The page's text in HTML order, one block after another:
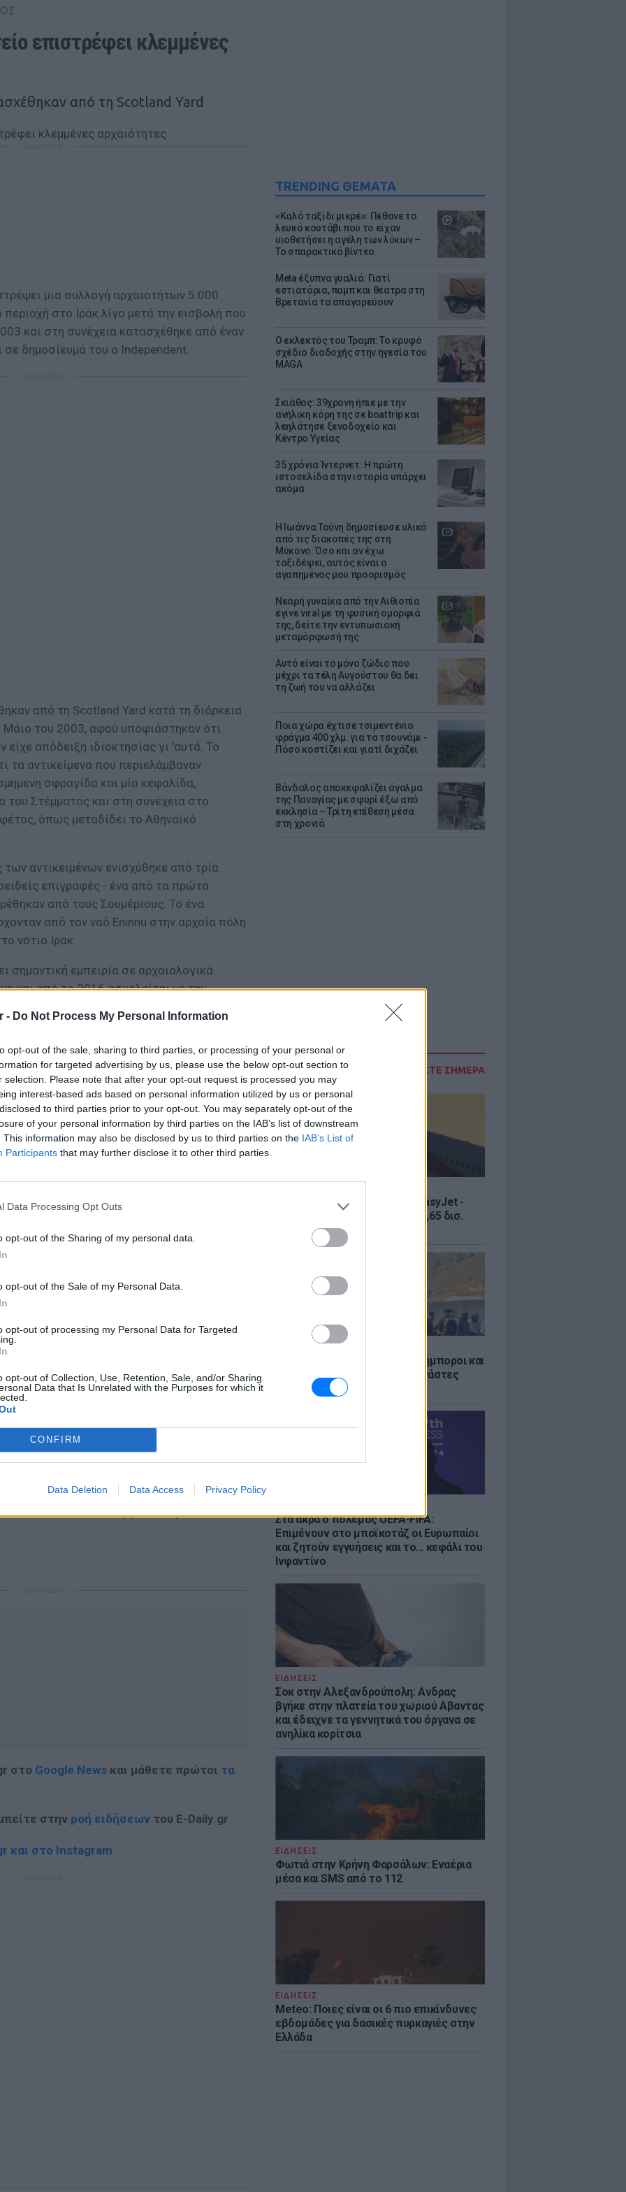
- Do Not Process My Personal Information
opt-out of the sale, sharing to third parties, or processing of your personal or
for targeted advertising by us, please use the below opt-out section to
selection. Please note that after your opt-out request is processed you may
interest-based ads based on personal information utilized by us or personal
to third parties prior to your opt-out. You may separately opt-out of the
of your personal information by third parties on the IAB’s list of downstream
This information may also be disclosed by us to third parties on the IAB’s List of
Participants that may further disclose it to other third parties.
Data Processing Opt Outs
opt-out of the Sharing of my personal data.
opt-out of the Sale of my Personal Data.
opt-out of processing my Personal Data for Targeted
opt-out of Collection, Use, Retention, Sale, and/or Sharing
Data that Is Unrelated with the Purposes for which it
CONFIRM
Data Deletion Data Access Privacy Policy
TRENDING ΘΕΜΑΤΑ
«Καλό ταξίδι μικρέ»: Πέθανε το
λευκό κουτάβι που το είχαν
υιοθετήσει η αγέλη των λύκων –
Το σπαρακτικό βίντεο
Meta έξυπνα γυαλιά: Γιατί
εστιατόρια, παμπ και θέατρα στη
Βρετανία τα απαγορεύουν
Ο εκλεκτός του Τραμπ: Το κρυφό
σχέδιο διαδοχής στην ηγεσία του
MAGA
Σκιάθος: 39χρονη ήπιε με την
ανήλικη κόρη της σε boat trip και
λεηλάτησε ξενοδοχείο και
Κέντρο Υγείας
35 χρόνια Ίντερνετ: Η πρώτη
ιστοσελίδα στην ιστορία υπάρχει
ακόμα
Η Ιωάννα Τούνη δημοσίευσε υλικό
από τις διακοπές της στη
Μύκονο: Όσο και αν έχω
ταξιδέψει, αυτός είναι ο
αγαπημένος μου προορισμός
Νεαρή γυναίκα από την Αιθιοπία
έγινε viral με τη φυσική ομορφιά
της, δείτε την εντυπωσιακή
μεταμόρφωσή της
Αυτό είναι το μόνο ζώδιο που
μέχρι τα τέλη Αυγούστου θα δει
τη ζωή του να αλλάζει
Ποια χώρα έχτισε τσιμεντένιο
φράγμα 400 χλμ. για τα τσουνάμι -
Πόσο κοστίζει και γιατί διχάζει
Βάνδαλος αποκεφαλίζει άγαλμα
της Παναγίας με σφυρί έξω από
εκκλησία – Τρίτη επίθεση μέσα
στη χρονιά
ΔΙΑΒΑΣΤΕ ΣΗΜΕΡΑ
Συμφωνία εξαγοράς για την EasyJet -
Στην αμερικανική Appolo για 6,65 δισ.
ΕΙΔΗΣΕΙΣ
Θέουτα: «Οι κάτοικοι είναι ανήμποροι και
γεμάτοι αγωνία» - 5.000 μετανάστες
παραμένουν στην περιοχή
Στα άκρα ο πόλεμος UEFA-FIFA:
Επιμένουν στο μποϊκοτάζ οι Ευρωπαίοι
και ζητούν εγγυήσεις και το... κεφάλι του
Ινφαντίνο
ΕΙΔΗΣΕΙΣ
Σοκ στην Αλεξανδρούπολη: Ανδρας
βγήκε στην πλατεία του χωριού Αβαντας
και έδειχνε τα γεννητικά του όργανα σε
ανηλίκα κορίτσια
ΕΙΔΗΣΕΙΣ
Φωτιά στην Κρήνη Φαρσάλων: Εναέρια
μέσα και SMS από το 112
ΕΙΔΗΣΕΙΣ
Meteo: Ποιες είναι οι 6 πιο επικίνδυνες
εβδομάδες για δασικές πυρκαγιές στην
Ελλάδα
επιστρέφει κλεμμένες
από τη Scotland Yard
μια συλλογή αρχαιοτήτων 5.000
στο Ιράκ λίγο μετά την εισβολή που
και στη συνέχεια κατασχέθηκε από έναν
δημοσίευμά του ο Independent.
από τη Scotland Yard κατά τη διάρκεια
Μάιο του 2003, αφού υποψιάστηκαν ότι
είχε απόδειξη ιδιοκτησίας γι 'αυτά. Το
τα αντικείμενα που περιελάμβαναν
σφραγίδα και μία κεφαλίδα,
του Στέμματος και στη συνέχεια στο
όπως μεταδίδει το Αθηναϊκό
αντικειμένων ενισχύθηκε από τρία
επιγραφές - ένα από τα πρώτα
από τους Σουμέριους. Το ένα
από τον ναό Eninnu στην αρχαία πόλη
νότιο Ιράκ.
σημαντική εμπειρία σε αρχαιολογικά
και από το 2016 ασχολείται με την
σε χώρους ανασκαφής στο Tello.
Βρετανικού Μουσείου, δήλωσε: «Το
αφοσιωμένο στην καταπολέμηση του
της πολιτιστικής κληρονομιάς.
όλους μας. Είμαι ευτυχής που είμαστε
αυτών των σημαντικών
Πρεσβείας του Ιράκ στο Λονδίνο. Είναι
μας με τους Ιρακινούς συναδέλφους
πολλά χρόνια και επεκτάθηκαν μέσω του
που λειτουργεί στο Ιράκ».
στο Google News και μάθετε πρώτοι τα
στην ροή ειδήσεων του E-Daily.gr
και στο Instagram